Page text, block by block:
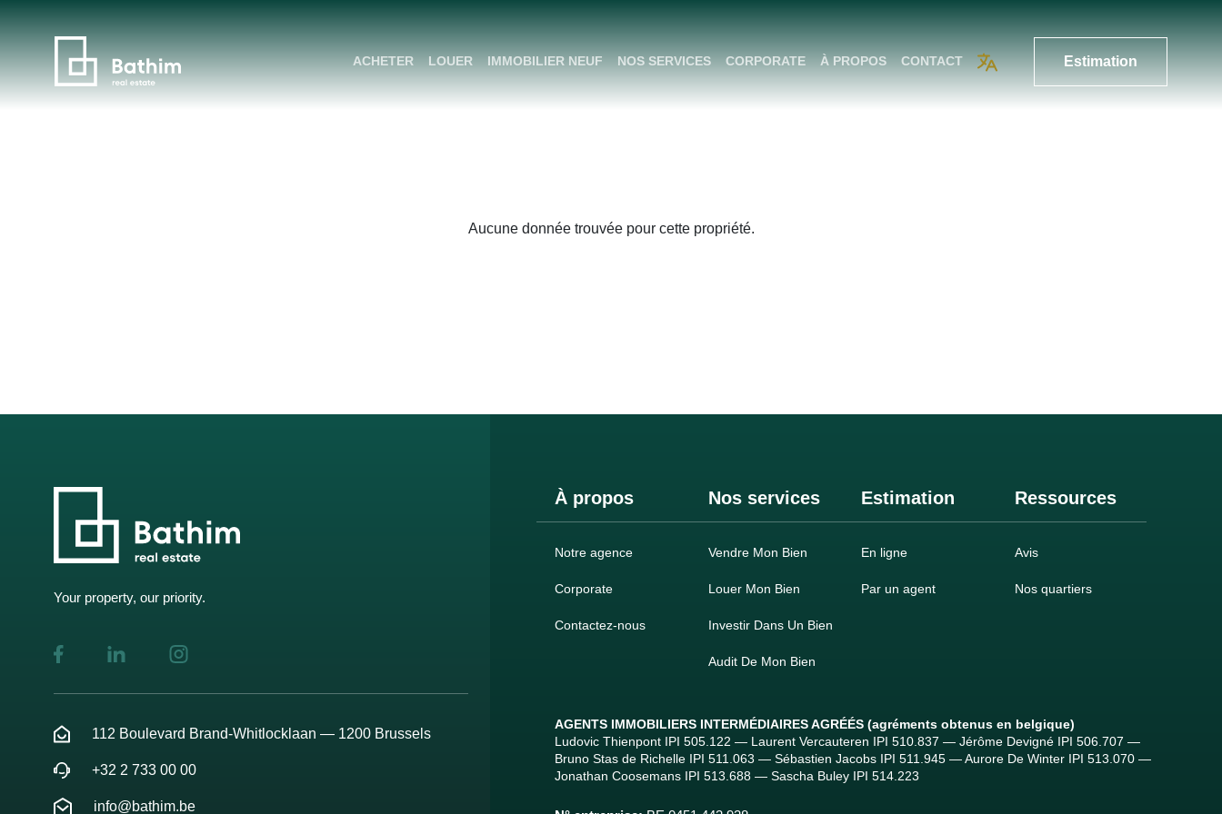
ACHETER LOUER IMMOBILIER NEUF NOS SERVICES CORPORATE À PROPOS CONTACT Estimation
Aucune donnée trouvée pour cette propriété.
Your property, our priority.
112 Boulevard Brand-Whitlocklaan — 1200 Brussels
+32 2 733 00 00
info@bathim.be
À propos Nos services Estimation Ressources
Notre agence
Corporate
Contactez-nous
Vendre Mon Bien
Louer Mon Bien
Investir Dans Un Bien
Audit De Mon Bien
En ligne
Par un agent
Avis
Nos quartiers
AGENTS IMMOBILIERS INTERMÉDIAIRES AGRÉÉS (agréments obtenus en belgique)
Ludovic Thienpont IPI 505.122 — Laurent Vercauteren IPI 510.837 — Jérôme Devigné IPI 506.707 —
Bruno Stas de Richelle IPI 511.063 — Sébastien Jacobs IPI 511.945 — Aurore De Winter IPI 513.070 —
Jonathan Coosemans IPI 513.688 — Sascha Buley IPI 514.223